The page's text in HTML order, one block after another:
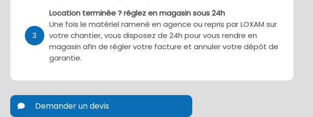
3
Location terminée ? réglez en magasin sous 24h
Une fois le matériel ramené en agence ou repris par LOXAM sur
votre chantier, vous disposez de 24h pour vous rendre en
magasin afin de régler votre facture et annuler votre dépôt de
garantie.
Demander un devis